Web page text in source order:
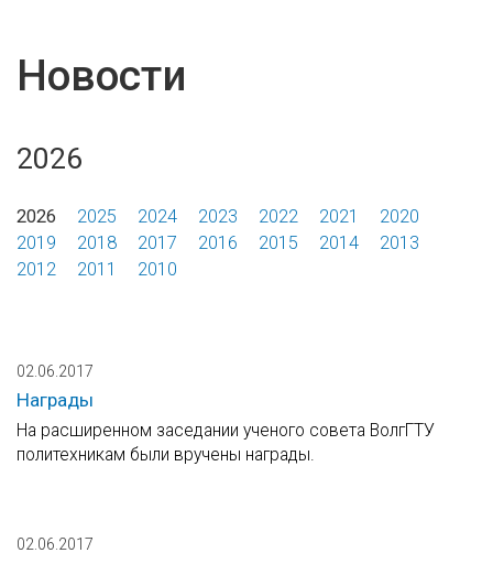
Новости
2026
2026 2025 2024 2023 2022 2021
2020
2019
2018 2017 2016 2015 2014
2013
2012
2011 2010
02.06.2017
Награды
На расширенном заседании ученого совета ВолгГТУ
политехникам были вручены награды.
02.06.2017